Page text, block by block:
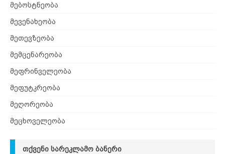
მებოსტნეობა
მევენახეობა
მეთევზეობა
მემცენარეობა
მეფრინველეობა
მეფუტკრეობა
მეღორეობა
მეცხოველეობა
ᲗᲥᲕᲔᲜᲘ ᲡᲐᲠᲔᲙᲚᲐᲛᲝ ᲑᲐᲜᲔᲠᲘ